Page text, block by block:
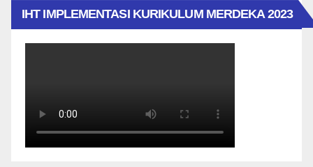
IHT IMPLEMENTASI KURIKULUM MERDEKA 2023